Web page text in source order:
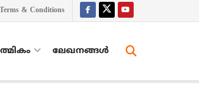
Terms & Conditions
ലേഖനങ്ങള്‍